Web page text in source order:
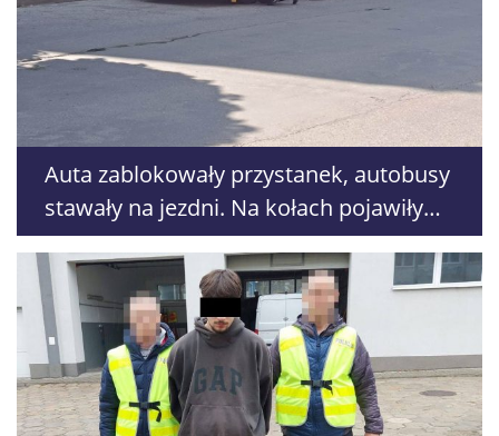
Auta zablokowały przystanek, autobusy
stawały na jezdni. Na kołach pojawiły
się blokady